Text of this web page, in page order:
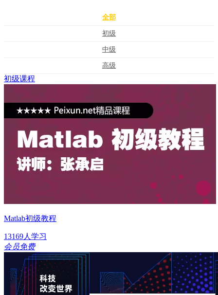
全部
初级
中级
高级
初级课程
Matlab初级教程
13169人学习
会员免费